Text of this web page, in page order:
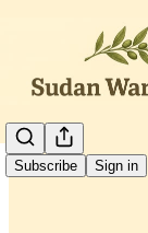
Subscribe Sign in العربية